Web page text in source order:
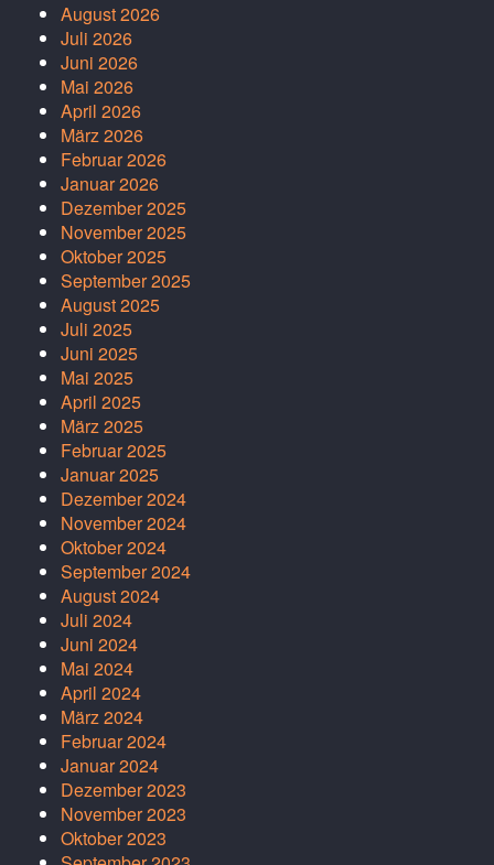
August 2026
Juli 2026
Juni 2026
Mai 2026
April 2026
März 2026
Februar 2026
Januar 2026
Dezember 2025
November 2025
Oktober 2025
September 2025
August 2025
Juli 2025
Juni 2025
Mai 2025
April 2025
März 2025
Februar 2025
Januar 2025
Dezember 2024
November 2024
Oktober 2024
September 2024
August 2024
Juli 2024
Juni 2024
Mai 2024
April 2024
März 2024
Februar 2024
Januar 2024
Dezember 2023
November 2023
Oktober 2023